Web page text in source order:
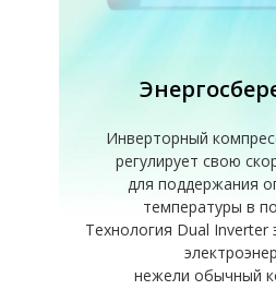
Инверторный
регулирует свою
для поддержания
температуры в
Технология Dual
нежели обычный